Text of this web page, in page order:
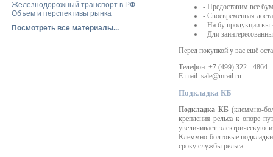
Железнодорожный транспорт в РФ.
Объем и перспективы рынка
Посмотреть все материалы...
- Предоставим все
- Своевременная
- На бу продукции вы
- Для
Перед покупкой у вас ещё
Телефон: +7 (499) 322 - 4864
E-mail: sale@mrail.ru
Подкладка КБ
Подкладка КБ(клеммно-
крепления рельса к опоре
увеличивает электрическую
Клеммно-болтовые
сроку службы рельса